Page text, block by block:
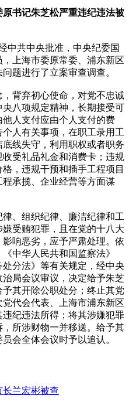
原书记朱芝松严重违纪违法被
共中央批准，中央纪委国
上海市委原常委、浦东新区
题进行了立案审查调查。
背弃初心使命，对党不忠诚
八项规定精神，长期接受可
人支付应由个人支付的费
人有关事项，在职工录用工
线失守，利用职权或者职务
收受礼品礼金和消费卡；违规
，违规干预和插手工程项目
承揽、企业经营等方面谋
、组织纪律、廉洁纪律和工
受贿犯罪，且在党的十八大
响恶劣，应予严肃处理。依
中华人民共和国监察法》
处分法》等有关规定，经中央
局会议审议，决定给予朱芝
其开除公职处分；终止其党
代会代表、上海市浦东新区
纪违法所得；将其涉嫌犯罪
所涉财物一并移送。给予其
会全体会议时予以追认。
长兰宏彬被查